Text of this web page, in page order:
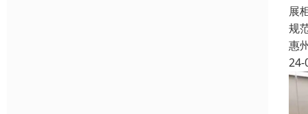
展
规
惠
24-